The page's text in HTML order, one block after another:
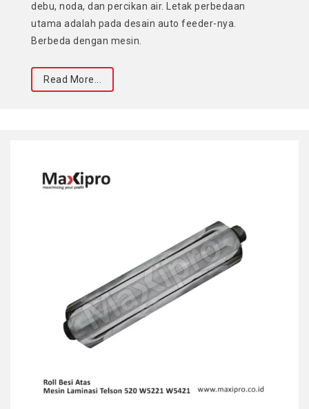
debu, noda, dan percikan air. Letak perbedaan
utama adalah pada desain auto feeder-nya.
Berbeda dengan mesin.
Read More...